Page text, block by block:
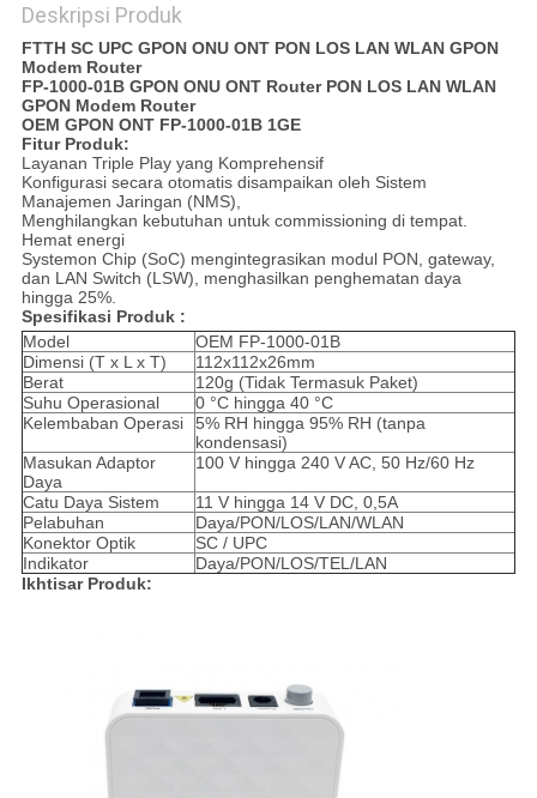
Deskripsi Produk
FTTH SC UPC GPON ONU ONT PON LOS LAN WLAN GPON
Modem Router
FP-1000-01B GPON ONU ONT Router PON LOS LAN WLAN
GPON Modem Router
OEM GPON ONT FP-1000-01B 1GE
Fitur Produk:
Layanan Triple Play yang Komprehensif
Konfigurasi secara otomatis disampaikan oleh Sistem
Manajemen Jaringan (NMS),
Menghilangkan kebutuhan untuk commissioning di tempat.
Hemat energi
Systemon Chip (SoC) mengintegrasikan modul PON, gateway,
dan LAN Switch (LSW), menghasilkan penghematan daya
hingga 25%.
Spesifikasi Produk :
Model
OEM FP-1000-01B
Dimensi (T x L x T)
112x112x26mm
Berat
120g (Tidak Termasuk Paket)
Suhu Operasional
0 °C hingga 40 °C
Kelembaban Operasi
5% RH hingga 95% RH (tanpa
kondensasi)
Masukan Adaptor
Daya
100 V hingga 240 V AC, 50 Hz/60 Hz
Catu Daya Sistem
11 V hingga 14 V DC, 0,5A
Pelabuhan
Daya/PON/LOS/LAN/WLAN
Konektor Optik
SC / UPC
Indikator
Daya/PON/LOS/TEL/LAN
Ikhtisar Produk: